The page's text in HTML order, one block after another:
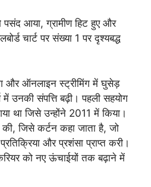
पसंद आया, ग्रामीण हिट हुए और
चार्ट पर संख्या 1 पर दृश्यबद्ध
और ऑनलाइन स्ट्रीमिंग में घुसेड़
उनकी संपत्ति बढ़ी। पहली सहयोग
था जिसे उन्होंने 2011 में किया।
की, जिसे कर्टन कहा जाता है, जो
और प्रशंसा प्राप्त करी।
को नए ऊंचाईयों तक बढ़ाने में